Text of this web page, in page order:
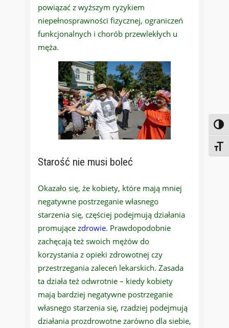
powiązać z wyższym ryzykiem
niepełnosprawności fizycznej, ograniczeń
funkcjonalnych i chorób przewlekłych u
męża.
Starość nie musi boleć
Okazało się, że kobiety, które mają mniej
negatywne postrzeganie własnego
starzenia się, częściej podejmują działania
promujące zdrowie. Prawdopodobnie
zachęcają też swoich mężów do
korzystania z opieki zdrowotnej czy
przestrzegania zaleceń lekarskich. Zasada
ta działa też odwrotnie – kiedy kobiety
mają bardziej negatywne postrzeganie
własnego starzenia się, rzadziej podejmują
działania prozdrowotne zarówno dla siebie,